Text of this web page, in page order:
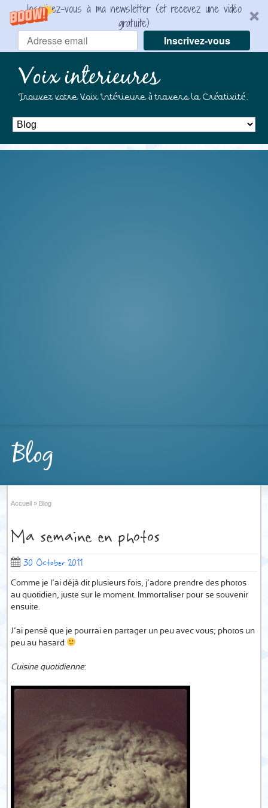
Inscrivez-vous à ma newsletter (et recevez une vidéo
gratuite)
Inscrivez-vous
Voix interieures
Trouvez votre Voix Intérieure à travers la Créativité.
Blog
Accueil » Blog
Ma semaine en photos
30 October 2011
Comme je l’ai déjà dit plusieurs fois, j’adore prendre des photos
au quotidien, juste sur le moment. Immortaliser pour se souvenir
ensuite.
J’ai pensé que je pourrai en partager un peu avec vous; photos un
peu au hasard
Cuisine quotidienne: